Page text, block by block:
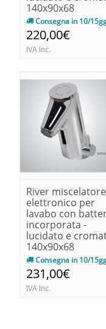
140x90x68
Consegna in 10/
220,00€
IVA Inc.
River miscelatore
elettronico per
lavabo con
incorporata -
lucidato e
140x90x68
Consegna in 10/
231,00€
IVA Inc.